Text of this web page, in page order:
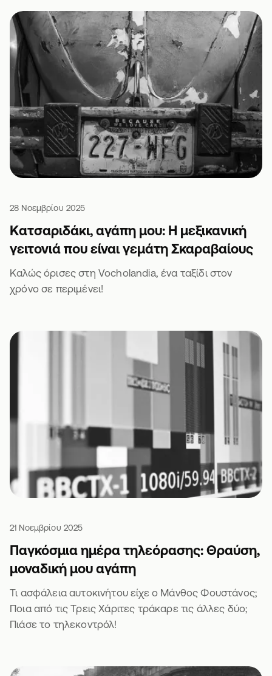
28 Νοεμβρίου 2025
Κατσαριδάκι, αγάπη μου: Η μεξικανική
γειτονιά που είναι γεμάτη Σκαραβαίους
Καλώς όρισες στη Vocholandia, ένα ταξίδι στον
χρόνο σε περιμένει!
21 Νοεμβρίου 2025
Παγκόσμια ημέρα τηλεόρασης: Θραύση,
μοναδική μου αγάπη
Τι ασφάλεια αυτοκινήτου είχε ο Μάνθος Φουστάνος;
Ποια από τις Τρεις Χάριτες τράκαρε τις άλλες δύο;
Πιάσε το τηλεκοντρόλ!